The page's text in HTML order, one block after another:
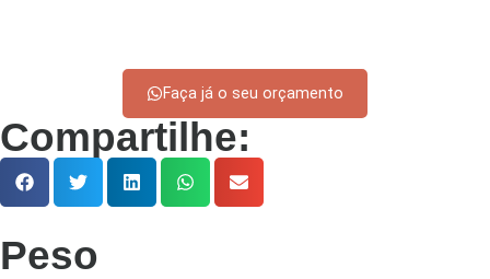
Faça já o seu orçamento
Compartilhe:
Peso